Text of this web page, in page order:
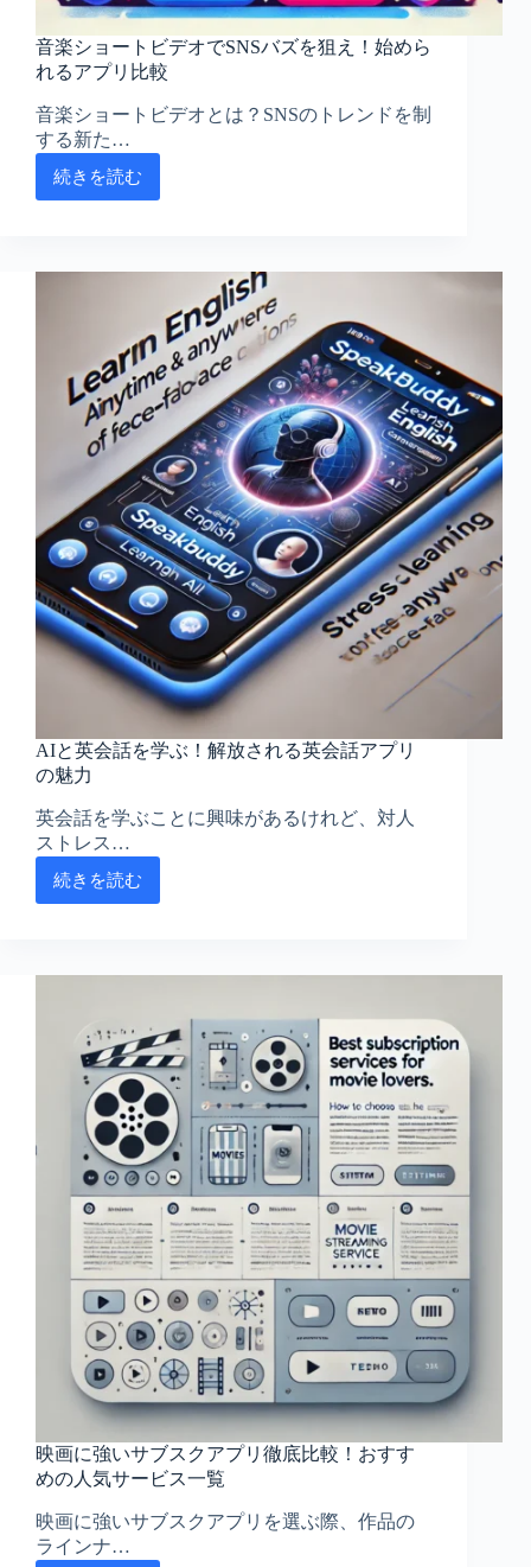
信
ー
ビ
音楽ショートビデオでSNSバズを狙え！始めら
れるアプリ比較
音楽ショートビデオとは？SNSのトレンドを制
する新た…
続きを読む
音
デ
オ
で
SNS
バ
を
狙
え！
始
め
ら
れ
る
ア
比
AIと英会話を学ぶ！解放される英会話アプリ
の魅力
英会話を学ぶことに興味があるけれど、対人
ストレス…
続きを読む
AI
学
ぶ！
解
放
さ
れ
る
英
会
話
ア
プ
リ
の
魅
力
映画に強いサブスクアプリ徹底比較！おすす
めの人気サービス一覧
映画に強いサブスクアプリを選ぶ際、作品の
ラインナ…